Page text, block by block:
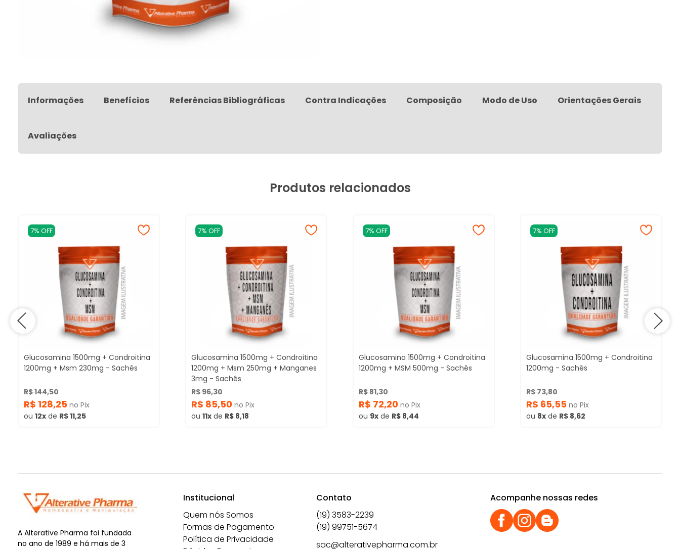
Informações Benefícios Referências Bibliográficas Contra Indicações Composição Modo de Uso Orientações Gerais
Avaliações
Produtos relacionados
7% OFF
Glucosamina 1500mg + Condroitina
1200mg + Msm 230mg - Sachês
R$ 144,50
R$ 128,25 no Pix
ou 12x de R$ 11,25
7% OFF
Glucosamina 1500mg + Condroitina
1200mg + Msm 250mg + Manganes
3mg - Sachês
R$ 96,30
R$ 85,50 no Pix
ou 11x de R$ 8,18
7% OFF
Glucosamina 1500mg + Condroitina
1200mg + MSM 500mg - Sachês
R$ 81,30
R$ 72,20 no Pix
ou 9x de R$ 8,44
7% OFF
Glucosamina 1500mg + Condroitina
1200mg - Sachês
R$ 73,80
R$ 65,55 no Pix
ou 8x de R$ 8,62
A Alterative Pharma foi fundada
no ano de 1989 e há mais de 3
Institucional
Quem nós Somos
Formas de Pagamento
Política de Privacidade
Contato
(19) 3583-2239
(19) 99751-5674
sac@alterativepharma.com.br
Acompanhe nossas redes